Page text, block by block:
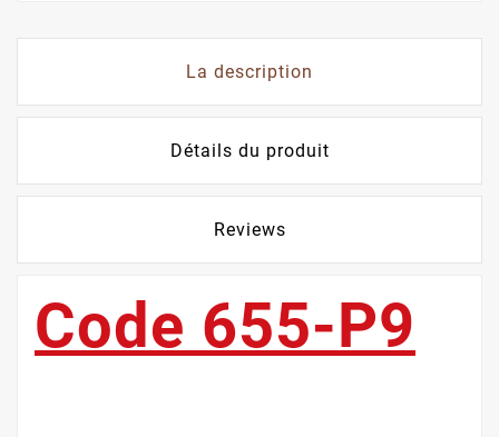
La description
Détails du produit
Reviews
Code 655-P9